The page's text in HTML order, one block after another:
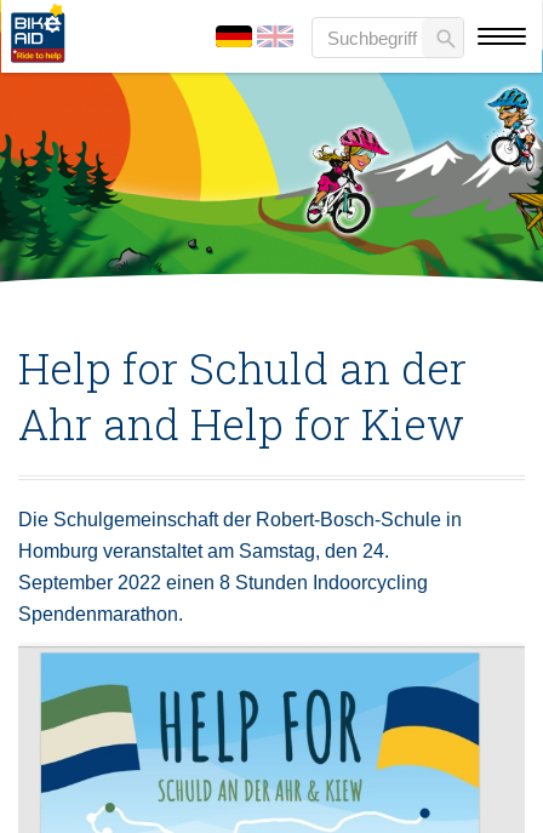
Help for Schuld an der
Ahr and Help for Kiew
Die Schulgemeinschaft der Robert-Bosch-Schule in
Homburg veranstaltet am Samstag, den 24.
September 2022 einen 8 Stunden Indoorcycling
Spendenmarathon.